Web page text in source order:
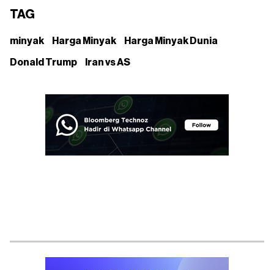
TAG
minyak Harga Minyak Harga Minyak Dunia
Donald Trump Iran vs AS